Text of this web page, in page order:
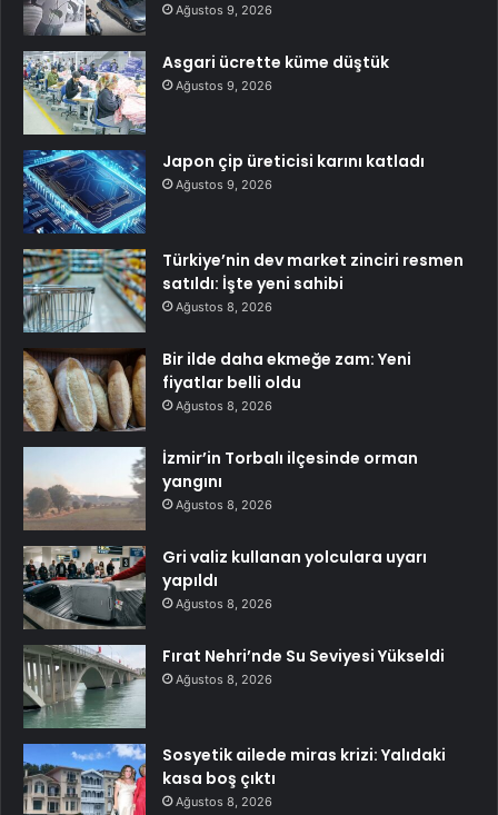
Ağustos 9, 2026
Asgari ücrette küme düştük
Ağustos 9, 2026
Japon çip üreticisi karını katladı
Ağustos 9, 2026
Türkiye’nin dev market zinciri resmen
satıldı: İşte yeni sahibi
Ağustos 8, 2026
Bir ilde daha ekmeğe zam: Yeni
fiyatlar belli oldu
Ağustos 8, 2026
İzmir’in Torbalı ilçesinde orman
yangını
Ağustos 8, 2026
Gri valiz kullanan yolculara uyarı
yapıldı
Ağustos 8, 2026
Fırat Nehri’nde Su Seviyesi Yükseldi
Ağustos 8, 2026
Sosyetik ailede miras krizi: Yalıdaki
kasa boş çıktı
Ağustos 8, 2026